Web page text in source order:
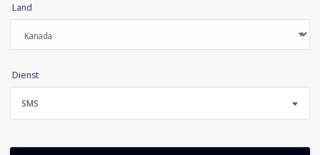
Land
Dienst
SMS